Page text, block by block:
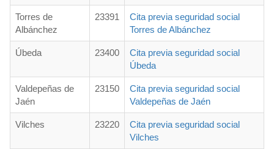
Torres de
Albánchez
23391
Cita previa seguridad social
Torres de Albánchez
Úbeda 23400
Cita previa seguridad social
Úbeda
Valdepeñas de
Jaén
23150
Cita previa seguridad social
Valdepeñas de Jaén
Vilches 23220
Cita previa seguridad social
Vilches